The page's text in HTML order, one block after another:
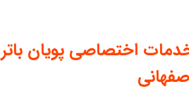
اختصاصی پویان